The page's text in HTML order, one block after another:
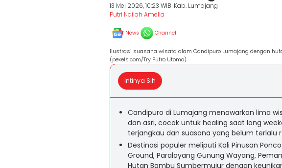
13 Mei 2026, 10:23 WIB Kab. Lumajang
Putri Nailah Amelia
News Channel
Ilustrasi suasana wisata alam Candipuro Lumajang dengan
(pexels.com/Try Putro Utomo)
Intinya Sih
Candipuro di Lumajang menawarkan lima
dan asri, cocok untuk healing saat long
terjangkau dan suasana yang belum terlalu
Destinasi populer meliputi Kali Pinusan
Ground, Paralayang Gunung Wayang,
Hutan Bambu Sumbermujur dengan